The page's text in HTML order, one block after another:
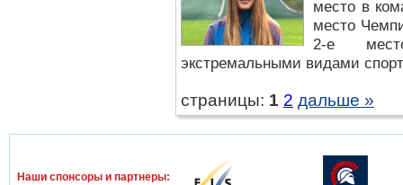
место в
место
2-е
экстремальными видами
страницы: 1 2 дальше »
Наши спонcоры и партнеры: